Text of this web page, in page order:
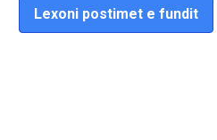
Lexoni postimet e fundit